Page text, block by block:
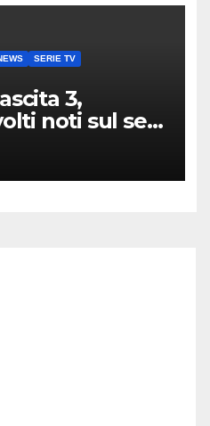
SERIE TV
3,
noti sul set